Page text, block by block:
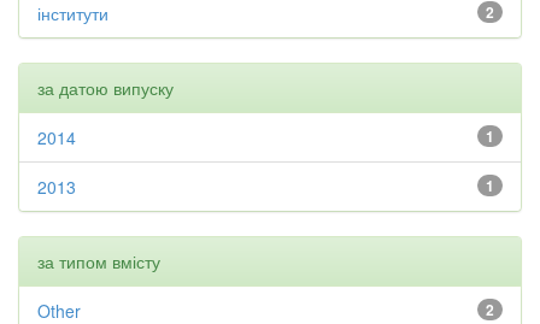
2
інститути
за датою випуску
1
2014
1
2013
за типом вмісту
2
Other